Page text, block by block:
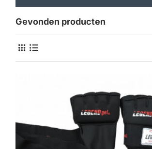
Gevonden producten